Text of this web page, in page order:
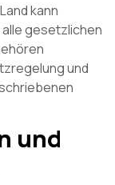
kann
gesetzlichen
und
und